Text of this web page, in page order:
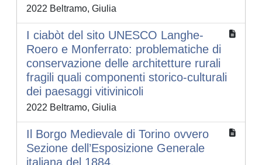
2022 Beltramo, Giulia
I ciabòt del sito UNESCO Langhe-
Roero e Monferrato: problematiche di
conservazione delle architetture rurali
fragili quali componenti storico-culturali
dei paesaggi vitivinicoli
2022 Beltramo, Giulia
Il Borgo Medievale di Torino ovvero
Sezione dell’Esposizione Generale
italiana del 1884.